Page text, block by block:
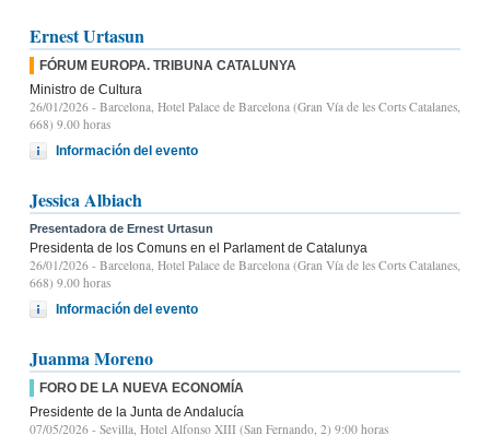
Ernest Urtasun
FÓRUM EUROPA. TRIBUNA CATALUNYA
Ministro de Cultura
26/01/2026 - Barcelona, Hotel Palace de Barcelona (Gran Vía de les Corts Catalanes,
668) 9.00 horas
Información del evento
Jessica Albiach
Presentadora de Ernest Urtasun
Presidenta de los Comuns en el Parlament de Catalunya
26/01/2026 - Barcelona, Hotel Palace de Barcelona (Gran Vía de les Corts Catalanes,
668) 9.00 horas
Información del evento
Juanma Moreno
FORO DE LA NUEVA ECONOMÍA
Presidente de la Junta de Andalucía
07/05/2026 - Sevilla, Hotel Alfonso XIII (San Fernando, 2) 9:00 horas